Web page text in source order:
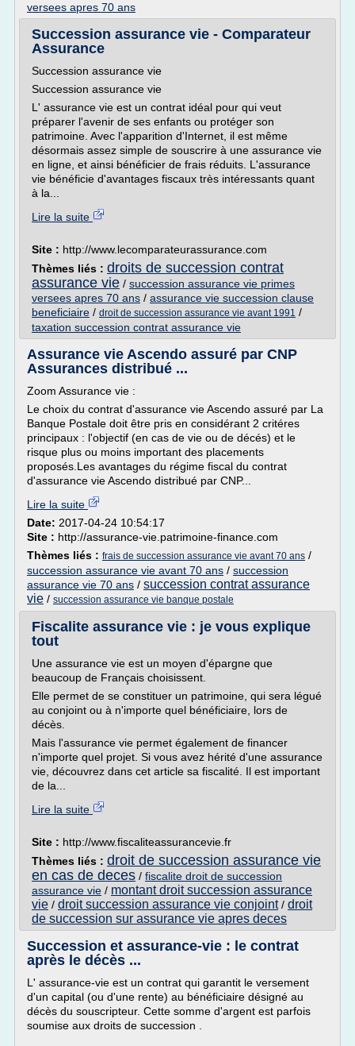
versees apres 70 ans
Succession assurance vie - Comparateur
Assurance
Succession assurance vie
Succession assurance vie
L' assurance vie est un contrat idéal pour qui veut
préparer l'avenir de ses enfants ou protéger son
patrimoine. Avec l'apparition d'Internet, il est même
désormais assez simple de souscrire à une assurance vie
en ligne, et ainsi bénéficier de frais réduits. L'assurance
vie bénéficie d'avantages fiscaux très intéressants quant
à la...
Lire la suite
Site : http://www.lecomparateurassurance.com
Thèmes liés : droits de succession contrat
assurance vie / succession assurance vie primes
versees apres 70 ans / assurance vie succession clause
beneficiaire / droit de succession assurance vie avant 1991 /
taxation succession contrat assurance vie
Assurance vie Ascendo assuré par CNP
Assurances distribué ...
Zoom Assurance vie :
Le choix du contrat d'assurance vie Ascendo assuré par La
Banque Postale doit être pris en considérant 2 critéres
principaux : l'objectif (en cas de vie ou de décés) et le
risque plus ou moins important des placements
proposés.Les avantages du régime fiscal du contrat
d'assurance vie Ascendo distribué par CNP...
Lire la suite
Date: 2017-04-24 10:54:17
Site : http://assurance-vie.patrimoine-finance.com
Thèmes liés : frais de succession assurance vie avant 70 ans /
succession assurance vie avant 70 ans / succession
assurance vie 70 ans / succession contrat assurance
vie / succession assurance vie banque postale
Fiscalite assurance vie : je vous explique
tout
Une assurance vie est un moyen d'épargne que
beaucoup de Français choisissent.
Elle permet de se constituer un patrimoine, qui sera légué
au conjoint ou à n'importe quel bénéficiaire, lors de
décès.
Mais l'assurance vie permet également de financer
n'importe quel projet. Si vous avez hérité d'une assurance
vie, découvrez dans cet article sa fiscalité. Il est important
de la...
Lire la suite
Site : http://www.fiscaliteassurancevie.fr
Thèmes liés : droit de succession assurance vie
en cas de deces / fiscalite droit de succession
assurance vie / montant droit succession assurance
vie / droit succession assurance vie conjoint/ droit
de succession sur assurance vie apres deces
Succession et assurance-vie : le contrat
après le décès ...
L' assurance-vie est un contrat qui garantit le versement
d'un capital (ou d'une rente) au bénéficiaire désigné au
décès du souscripteur. Cette somme d'argent est parfois
soumise aux droits de succession .